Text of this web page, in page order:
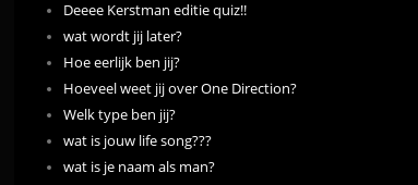
Deeee Kerstman editie quiz!!
wat wordt jij later?
Hoe eerlijk ben jij?
Hoeveel weet jij over One Direction?
Welk type ben jij?
wat is jouw life song???
wat is je naam als man?